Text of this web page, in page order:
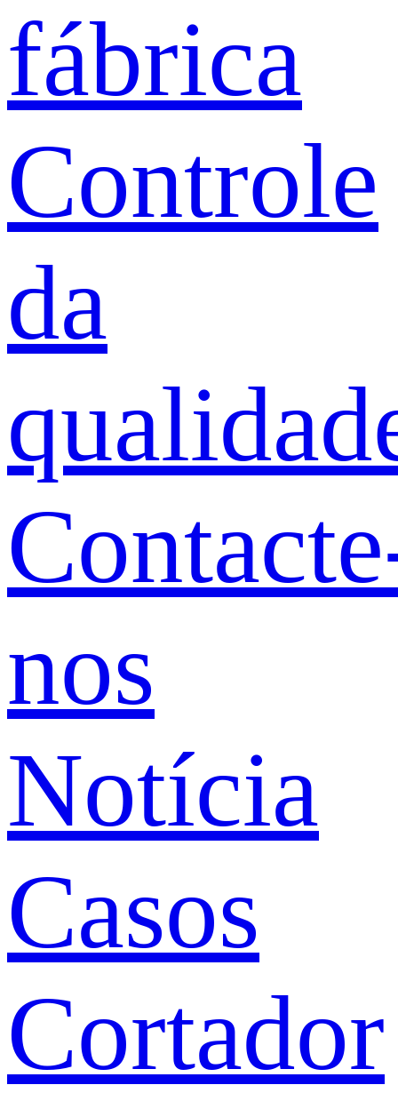
fábrica
Controle
da
nos
Notícia
Casos
Cortador